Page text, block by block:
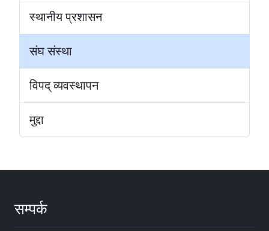
स्थानीय प्रशासन
संघ संस्था
विपद् व्यवस्थापन
मुद्दा
सम्पर्क